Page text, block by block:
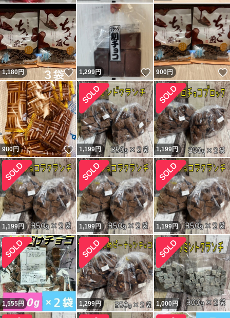
1,180円 いいね！
1,299円 いいね！
900円
980円 いいね！
1,199円 1,199円
1,199円 1,199円 1,199円
1,555円 1,299円 1,000円